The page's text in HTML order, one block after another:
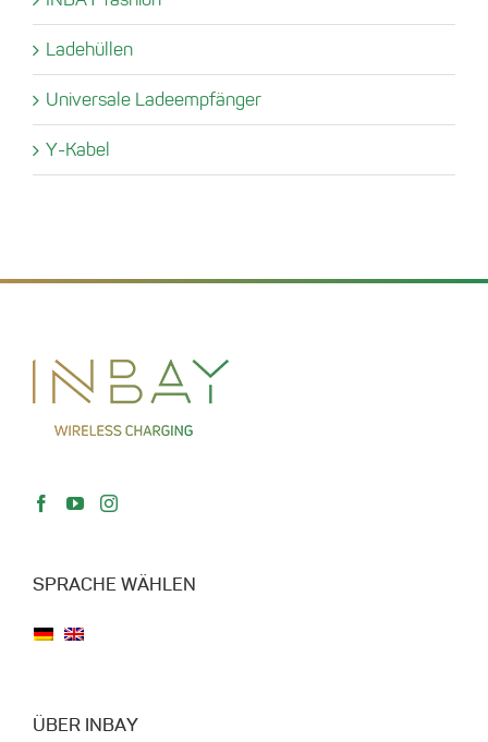
Ladehüllen
Universale Ladeempfänger
Y-Kabel
SPRACHE WÄHLEN
ÜBER INBAY